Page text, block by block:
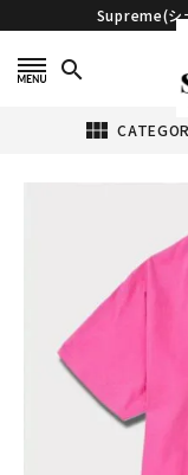
Supreme(シ
search
view_module